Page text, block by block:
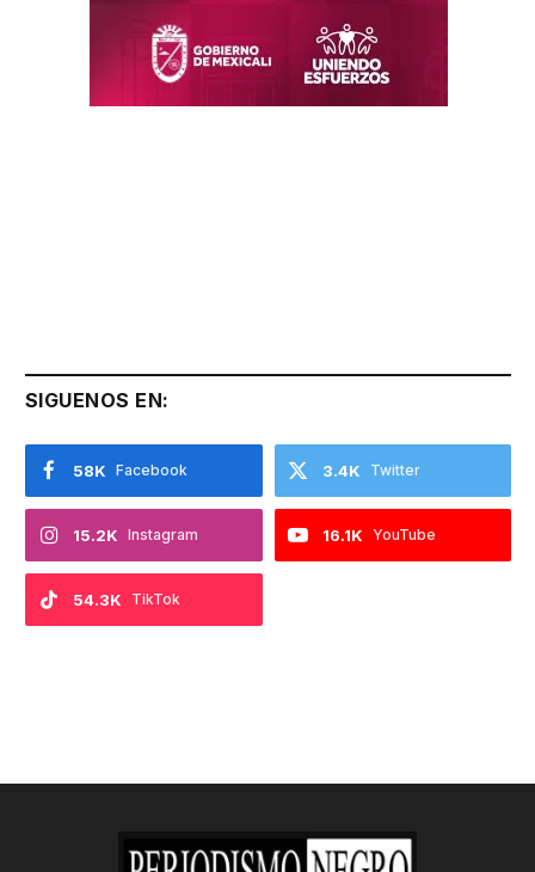
SIGUENOS EN:
Facebook
58K Twitter
3.4K
Instagram
15.2K YouTube
16.1K
TikTok
54.3K